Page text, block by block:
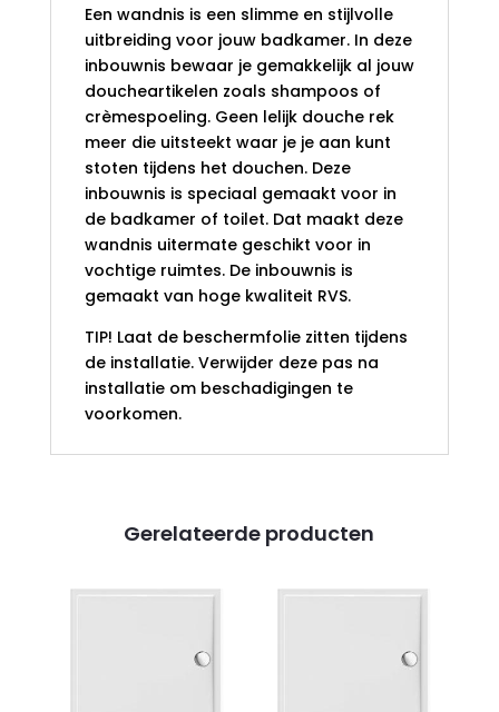
Een wandnis is een slimme en stijlvolle
uitbreiding voor jouw badkamer. In deze
inbouwnis bewaar je gemakkelijk al jouw
doucheartikelen zoals shampoos of
crèmespoeling. Geen lelijk douche rek
meer die uitsteekt waar je je aan kunt
stoten tijdens het douchen. Deze
inbouwnis is speciaal gemaakt voor in
de badkamer of toilet. Dat maakt deze
wandnis uitermate geschikt voor in
vochtige ruimtes. De inbouwnis is
gemaakt van hoge kwaliteit RVS.
TIP! Laat de beschermfolie zitten tijdens
de installatie. Verwijder deze pas na
installatie om beschadigingen te
voorkomen.
Gerelateerde producten